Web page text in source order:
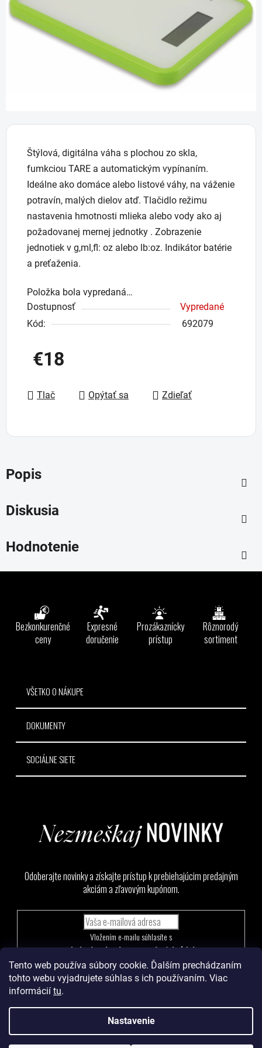
Tento web používa súbory cookie. Ďalším prechádzaním
tohto webu vyjadrujete súhlas s ich používaním. Viac
informácií tu.
Nastavenie
Štýlová, digitálna váha s plochou zo skla,
fumkciou TARE a automatickým vypínaním.
Ideálne ako domáce alebo listové váhy, na váženie
potravín, malých dielov atď. Tlačidlo režimu
nastavenia hmotnosti mlieka alebo vody ako aj
požadovanej mernej jednotky . Zobrazenie
jednotiek v g,ml,fl: oz alebo lb:oz. Indikátor batérie
a preťaženia.
Položka bola vypredaná…
Dostupnosť
Vypredané
Kód:
692079
€18
Tlač
Opýtať sa Zdieľať
hviezdičiek.
Popis
Diskusia
Hodnotenie
Bezkonkurenčné
ceny
Expresné
doručenie
Prozákaznícky
prístup
Rôznorodý
sortiment
VŠETKO O NÁKUPE
DOKUMENTY
SOCIÁLNE SIETE
Odoberajte novinky a získajte prístup k prebiehajúcim predajným
akciám a zľavovým kupónom.
podmienkami ochrany osobných údajov
PRIHLÁSIŤ